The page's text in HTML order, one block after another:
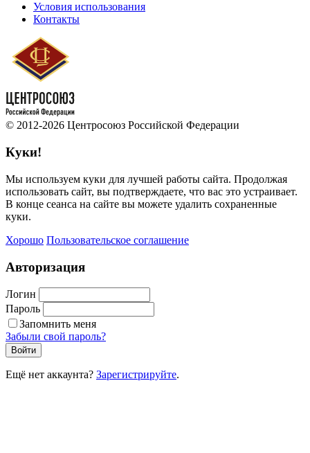
Условия использования
Контакты
© 2012-2026 Центросоюз Российской Федерации
Куки!
Мы используем куки для лучшей работы сайта. Продолжая
использовать сайт, вы подтверждаете, что вас это устраивает.
В конце сеанса на сайте вы можете удалить сохраненные
куки.
Хорошо Пользовательское соглашение
Авторизация
Логин
Пароль
Запомнить меня
Забыли свой пароль?
Войти
Ещё нет аккаунта? Зарегистрируйте.